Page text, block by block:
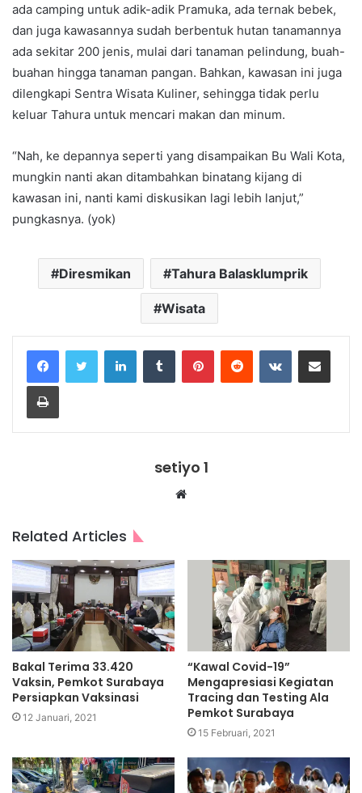
ada camping untuk adik-adik Pramuka, ada ternak bebek,
dan juga kawasannya sudah berbentuk hutan tanamannya
ada sekitar 200 jenis, mulai dari tanaman pelindung, buah-
buahan hingga tanaman pangan. Bahkan, kawasan ini juga
dilengkapi Sentra Wisata Kuliner, sehingga tidak perlu
keluar Tahura untuk mencari makan dan minum.
“Nah, ke depannya seperti yang disampaikan Bu Wali Kota,
mungkin nanti akan ditambahkan binatang kijang di
kawasan ini, nanti kami diskusikan lagi lebih lanjut,”
pungkasnya. (yok)
Diresmikan Tahura Balasklumprik
Wisata
LinkedInTumblr PinterestReddit VKontakteShare via Email
Print
setiyo 1
Website
Related Articles
Bakal Terima 33.420
Vaksin, Pemkot Surabaya
Persiapkan Vaksinasi
12 Januari, 2021
“Kawal Covid-19”
Mengapresiasi Kegiatan
Tracing dan Testing Ala
Pemkot Surabaya
15 Februari, 2021